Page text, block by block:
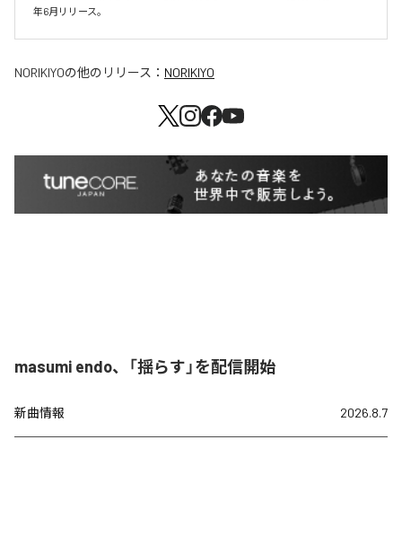
年6月リリース。
NORIKIYOの他のリリース： NORIKIYO
masumi endo、「揺らす」を配信開始
新曲情報 2026.8.7